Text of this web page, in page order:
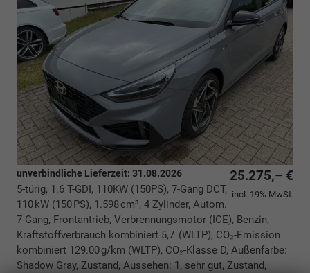
25.275,– €
incl. 19% MwSt.
unverbindliche Lieferzeit: 31.08.2026
5-türig, 1.6 T-GDI, 110KW (150PS), 7-Gang DCT,
110 kW (150 PS), 1.598 cm³, 4 Zylinder, Autom.
7-Gang, Frontantrieb, Verbrennungsmotor (ICE), Benzin,
Kraftstoffverbrauch kombiniert 5,7 (WLTP), CO₂-Emission
kombiniert 129.00 g/km (WLTP), CO₂-Klasse D, Außenfarbe:
Shadow Gray, Zustand, Aussehen: 1, sehr gut, Zustand,